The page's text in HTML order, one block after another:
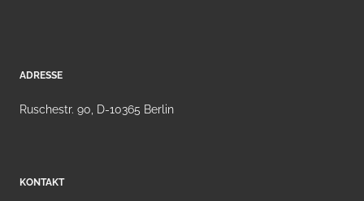
ADRESSE
Ruschestr. 90, D-10365 Berlin
KONTAKT